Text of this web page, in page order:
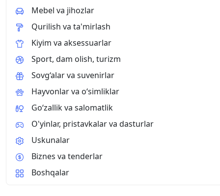
Mebel va jihozlar
Qurilish va ta'mirlash
Kiyim va aksessuarlar
Sport, dam olish, turizm
Sovg‘alar va suvenirlar
Hayvonlar va o‘simliklar
Go‘zallik va salomatlik
O'yinlar, pristavkalar va dasturlar
Uskunalar
Biznes va tenderlar
Boshqalar